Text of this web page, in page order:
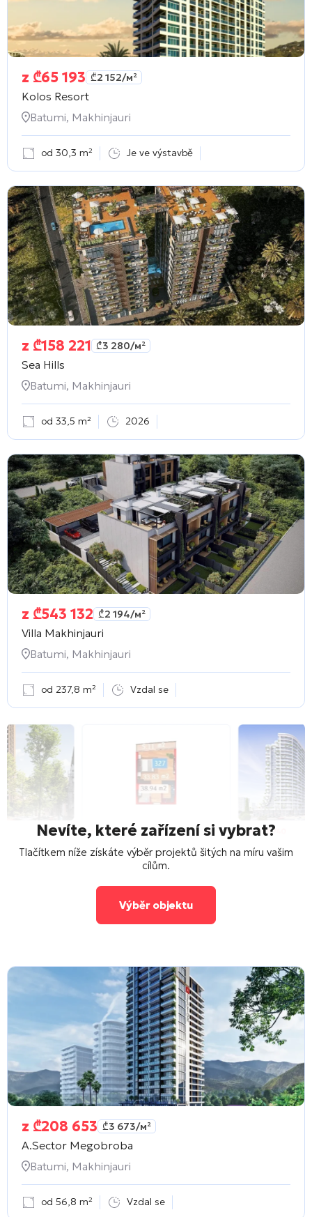
z ₾65 193 ₾2 152/м²
Kolos Resort
Batumi, Makhinjauri
od 30,3 m² Je ve výstavbě
z ₾158 221 ₾3 280/м²
Sea Hills
Batumi, Makhinjauri
od 33,5 m² 2026
z ₾543 132 ₾2 194/м²
Villa Makhinjauri
Batumi, Makhinjauri
od 237,8 m² Vzdal se
Nevíte, které zařízení si vybrat?
Tlačítkem níže získáte výběr projektů šitých na míru vašim
cílům.
Výběr objektu
z ₾208 653 ₾3 673/м²
A.Sector Megobroba
Batumi, Makhinjauri
od 56,8 m² Vzdal se